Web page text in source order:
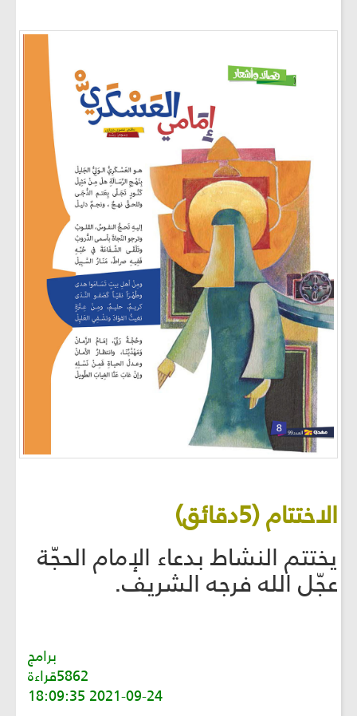
الاختتام (5دقائق)
يختتم النشاط بدعاء الإمام الحجّة
عجّل الله فرجه الشريف.
برامج
5862قراءة
2021-09-24 18:09:35